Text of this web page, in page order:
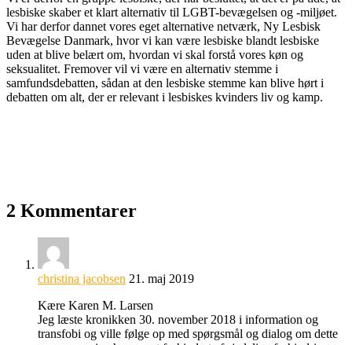
lesbiske skaber et klart alternativ til LGBT-bevægelsen og -miljøet.
Vi har derfor dannet vores eget alternative netværk, Ny Lesbisk
Bevægelse Danmark, hvor vi kan være lesbiske blandt lesbiske
uden at blive belært om, hvordan vi skal forstå vores køn og
seksualitet. Fremover vil vi være en alternativ stemme i
samfundsdebatten, sådan at den lesbiske stemme kan blive hørt i
debatten om alt, der er relevant i lesbiskes kvinders liv og kamp.
2 Kommentarer
christina jacobsen 21. maj 2019
Kære Karen M. Larsen
Jeg læste kronikken 30. november 2018 i information og
transfobi og ville følge op med spørgsmål og dialog om dette